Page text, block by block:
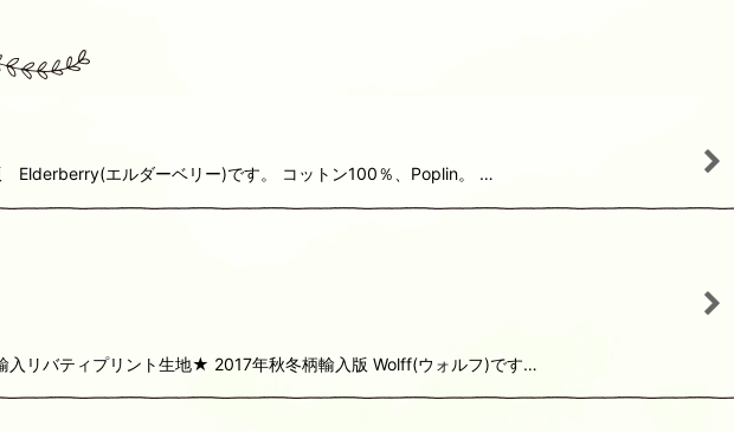
エルダーベリー)です。 コットン100％、Poplin。 …
リバティプリント生地★ 2017年秋冬柄輸入版 Wolff(ウォルフ)です…